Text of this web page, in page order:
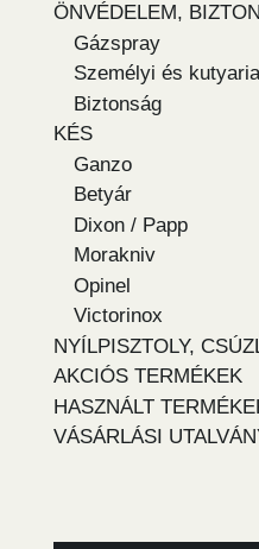
ÖNVÉDELEM,
Gázspray
Személyi és
Biztonság
KÉS
Ganzo
Betyár
Dixon / Papp
Morakniv
Opinel
Victorinox
NYÍLPISZTOLY,
AKCIÓS TERMÉKEK
HASZNÁLT
VÁSÁRLÁSI